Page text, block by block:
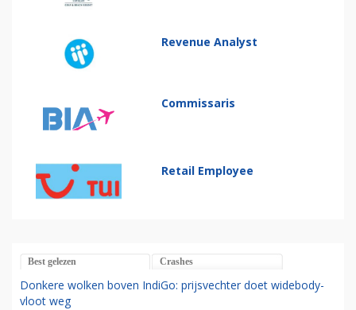
Revenue Analyst
Commissaris
Retail Employee
Best gelezen Crashes
Donkere wolken boven IndiGo: prijsvechter doet widebody-
vloot weg